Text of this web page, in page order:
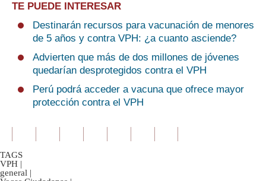
TE PUEDE INTERESAR
Destinarán recursos para vacunación de menores
de 5 años y contra VPH: ¿a cuanto asciende?
Advierten que más de dos millones de jóvenes
quedarían desprotegidos contra el VPH
Perú podrá acceder a vacuna que ofrece mayor
protección contra el VPH
TAGS
VPH |
general |